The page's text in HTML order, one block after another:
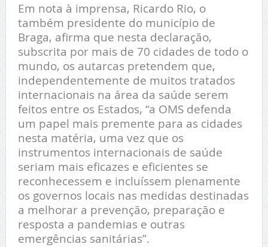
Em nota à imprensa, Ricardo Rio, o
também presidente do município de
Braga, afirma que nesta declaração,
subscrita por mais de 70 cidades de todo o
mundo, os autarcas pretendem que,
independentemente de muitos tratados
internacionais na área da saúde serem
feitos entre os Estados, “a OMS defenda
um papel mais premente para as cidades
nesta matéria, uma vez que os
instrumentos internacionais de saúde
seriam mais eficazes e eficientes se
reconhecessem e incluíssem plenamente
os governos locais nas medidas destinadas
a melhorar a prevenção, preparação e
resposta a pandemias e outras
emergências sanitárias”.